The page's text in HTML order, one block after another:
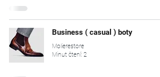
Business ( casual ) boty
Molierestore
Minut čtení: 2